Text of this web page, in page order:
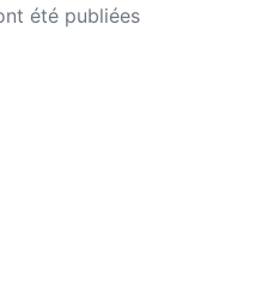
été publiées